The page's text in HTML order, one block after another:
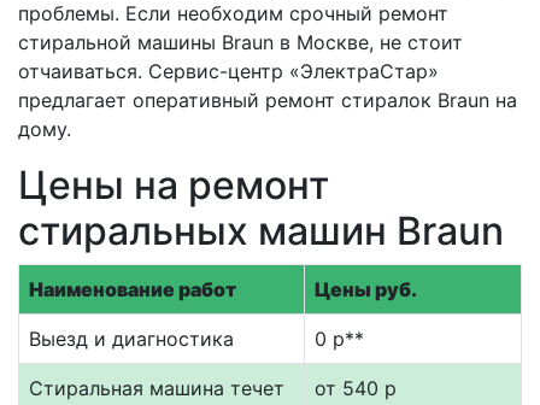
проблемы. Если необходим срочный ремонт
стиральной машины Braun в Москве, не стоит
отчаиваться. Сервис-центр «ЭлектраСтар»
предлагает оперативный ремонт стиралок Braun на
дому.
Цены на ремонт
стиральных машин Braun
Наименование работ Цены руб.
Выезд и диагностика 0 р**
Стиральная машина течет от 540 р